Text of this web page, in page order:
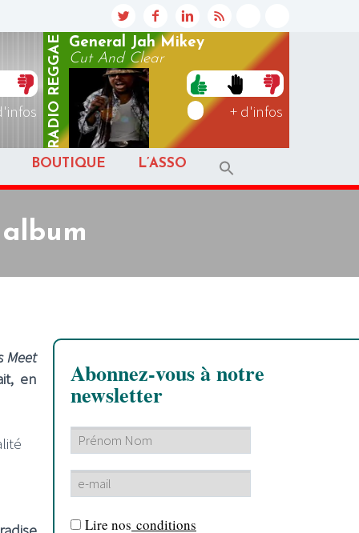
RADIO
REGGAE
General Jah Mikey
Cut And Clear
+ d'infos
BOUTIQUE L’ASSO
Meet
en
Abonnez-vous à notre
newsletter
Lire nos conditions